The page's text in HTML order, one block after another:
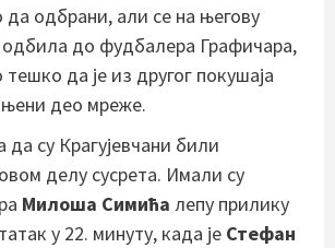
да одбрани, али се на његову
одбила до фудбалера Графичара,
да је из другог покушаја
део мреже.
су Крагујевчани били
делу сусрета. Имали су
Милоша Симића лепу прилику
у 22. минуту, када је Стефан